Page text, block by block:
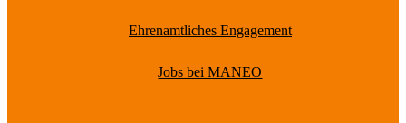
Ehrenamtliches Engagement
Jobs bei MANEO